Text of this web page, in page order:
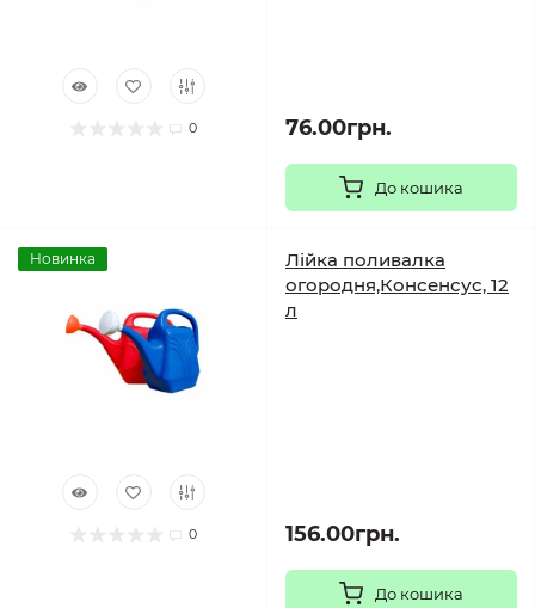
0 76.00грн.
До кошика
Новинка
0
Лійка поливалка
огородня,Консенсус, 12
л
156.00грн.
До кошика